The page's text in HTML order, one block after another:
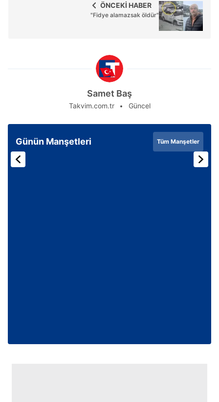
ÖNCEKİ HABER
"Fidye alamazsak öldür"
Samet Baş
Takvim.com.tr Güncel
Günün Manşetleri Tüm Manşetler